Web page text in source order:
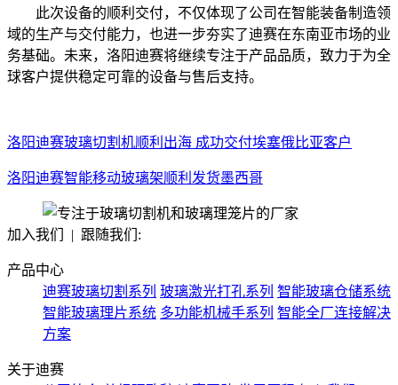
此次设备的顺利交付，不仅体现了公司在智能装备制造领
域的生产与交付能力，也进一步夯实了迪赛在东南亚市场的业
务基础。未来，洛阳迪赛将继续专注于产品品质，致力于为全
球客户提供稳定可靠的设备与售后支持。
洛阳迪赛玻璃切割机顺利出海 成功交付埃塞俄比亚客户
洛阳迪赛智能移动玻璃架顺利发货墨西哥
加入我们 | 跟随我们:
产品中心
迪赛玻璃切割系列 玻璃激光打孔系列 智能玻璃仓储系统
智能玻璃理片系统 多功能机械手系列 智能全厂连接解决
方案
关于迪赛